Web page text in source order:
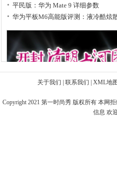
平民版：华为 Mate 9 详细参数
华为平板M6高能版评测：液冷酷炫
关于我们 联系我们 XML地图
Copyright 2021 第一时尚秀 版权所有 本网
信息 欢